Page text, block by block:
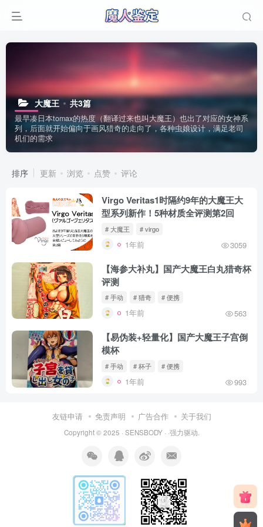
大魔王 共3篇
最早凑日本tomax的热度（翻译过来也叫大魔王）也出了对应的女神系
列，后面就开始偏向于画风猎奇的走向了，各种虫娘设计，满足老司
机们的需求
排序 更新 浏览 点赞 评论
Virgo Veritas1时隔约9年的大魔王大
型系列新作！5种材质全评测第2回
# 大魔王 # virgo
1年前 3059
【海参大补丸】国产大魔王白丸猎奇杯
评测
# 手动 # 猎奇 # 便携
1年前 563
【易伪装+轻量化】国产大魔王子宫倒
模杯
# 手动 # 杯子 # 便携
1年前 993
友链申请 免责声明 广告合作 关于我们
Copyright © 2025 · SENSBODY· ·强力驱动.